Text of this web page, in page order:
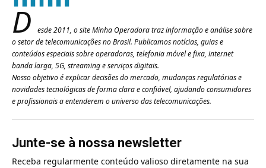
D
esde 2011, o site Minha Operadora traz informação e análise sobre
o setor de telecomunicações no Brasil. Publicamos notícias, guias e
conteúdos especiais sobre operadoras, telefonia móvel e fixa, internet
banda larga, 5G, streaming e serviços digitais.
Nosso objetivo é explicar decisões do mercado, mudanças regulatórias e
novidades tecnológicas de forma clara e confiável, ajudando consumidores
e profissionais a entenderem o universo das telecomunicações.
Junte-se à nossa newsletter
Receba regularmente conteúdo valioso diretamente na sua